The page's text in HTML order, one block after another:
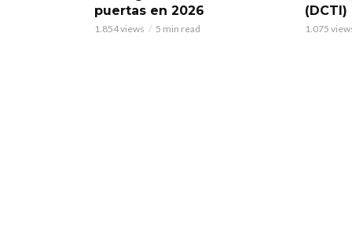
puertas en 2026
1.854 views 5 min read
(DCTI)
1.075